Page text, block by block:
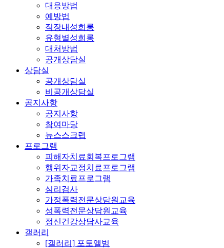
대응방법
예방법
직장내성희롱
유형별성희롱
대처방법
공개상담실
상담실
공개상담실
비공개상담실
공지사항
공지사항
참여마당
뉴스스크랩
프로그램
피해자치료회복프로그램
행위자교정치료프로그램
가족치료프로그램
심리검사
가정폭력전문상담원교육
성폭력전문상담원교육
정신건강상담사교육
갤러리
[갤러리] 포토앨범